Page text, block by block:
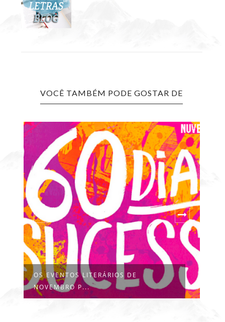
VOCÊ TAMBÉM PODE GOSTAR DE
OS EVENTOS LITERÁRIOS DE
NOVEMBRO P...